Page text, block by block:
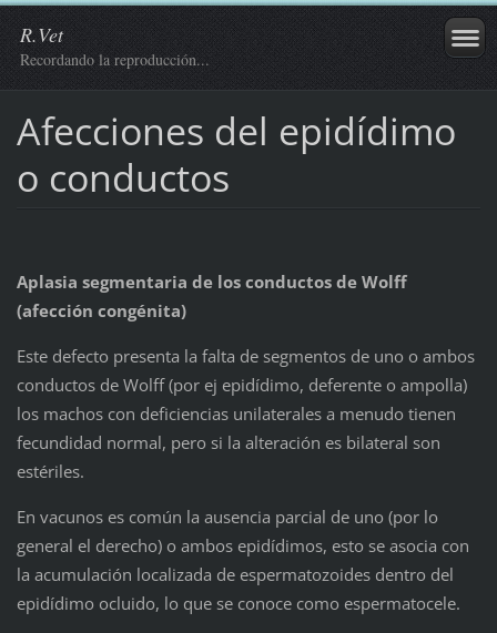
R.Vet
Recordando la reproducción...
Afecciones del epidídimo
o conductos
Aplasia segmentaria de los conductos de Wolff
(afección congénita)
Este defecto presenta la falta de segmentos de uno o ambos
conductos de Wolff (por ej epidídimo, deferente o ampolla)
los machos con deficiencias unilaterales a menudo tienen
fecundidad normal, pero si la alteración es bilateral son
estériles.
En vacunos es común la ausencia parcial de uno (por lo
general el derecho) o ambos epidídimos, esto se asocia con
la acumulación localizada de espermatozoides dentro del
epidídimo ocluido, lo que se conoce como espermatocele.